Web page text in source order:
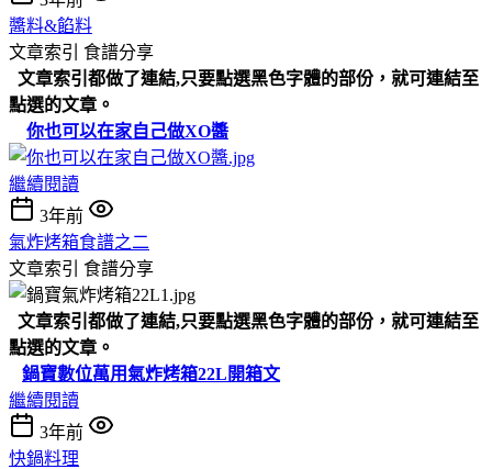
醬料&餡料
文章索引 食譜分享
文章索引都做了連結,只要點選黑色字體的部份，就可連結至
點選的文章。
你也可以在家自己做XO醬
繼續閱讀
3年前
氣炸烤箱食譜之二
文章索引 食譜分享
文章索引都做了連結,只要點選黑色字體的部份，就可連結至
點選的文章。
鍋寶數位萬用氣炸烤箱22L開箱文
繼續閱讀
3年前
快鍋料理